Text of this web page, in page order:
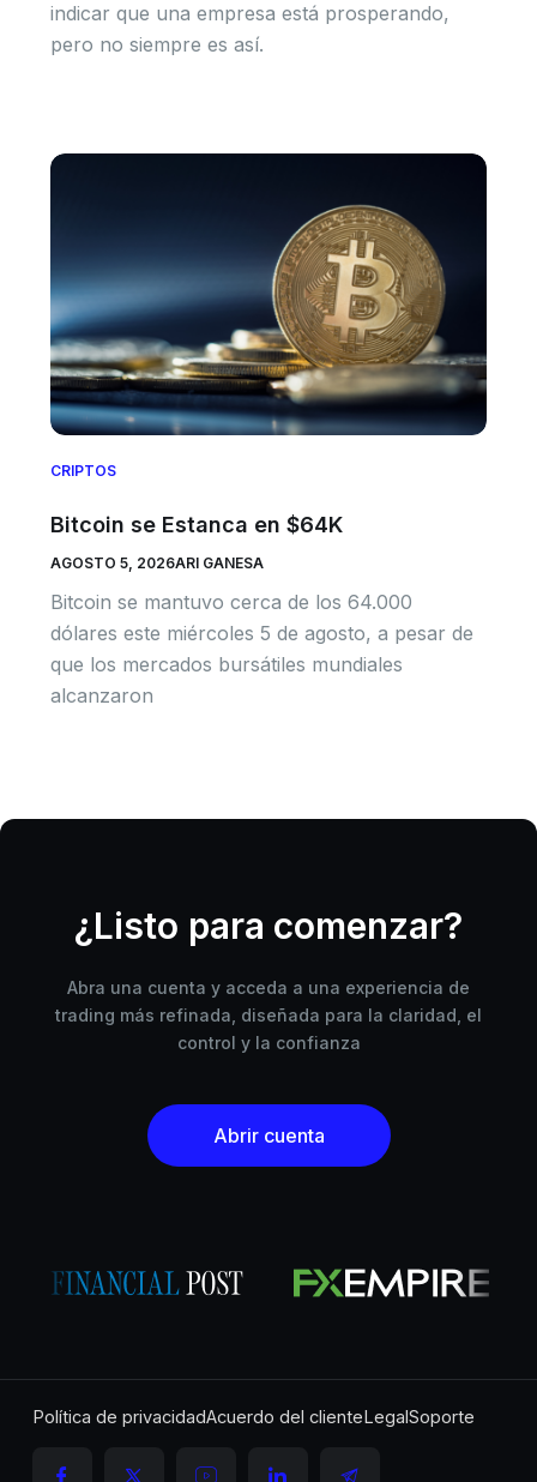
indicar que una empresa está prosperando,
pero no siempre es así.
CRIPTOS
Bitcoin se Estanca en $64K
AGOSTO 5, 2026ARI GANESA
Bitcoin se mantuvo cerca de los 64.000
dólares este miércoles 5 de agosto, a pesar de
que los mercados bursátiles mundiales
alcanzaron
¿Listo para comenzar?
Abra una cuenta y acceda a una experiencia de
trading más refinada, diseñada para la claridad, el
control y la confianza
Abrir cuenta
Política de privacidadAcuerdo del clienteLegalSoporte